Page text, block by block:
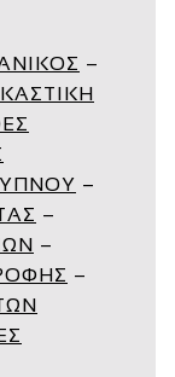
–
–
–
–
–